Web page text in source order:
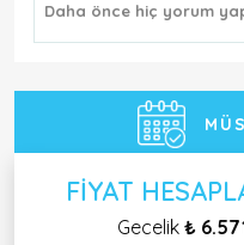
Daha önce hiç yorum
FIYAT
Gecelik ₺